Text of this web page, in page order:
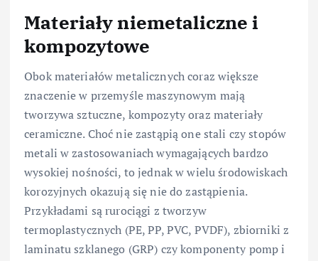
Materiały niemetaliczne i
kompozytowe
Obok materiałów metalicznych coraz większe
znaczenie w przemyśle maszynowym mają
tworzywa sztuczne, kompozyty oraz materiały
ceramiczne. Choć nie zastąpią one stali czy stopów
metali w zastosowaniach wymagających bardzo
wysokiej nośności, to jednak w wielu środowiskach
korozyjnych okazują się nie do zastąpienia.
Przykładami są rurociągi z tworzyw
termoplastycznych (PE, PP, PVC, PVDF), zbiorniki z
laminatu szklanego (GRP) czy komponenty pomp i